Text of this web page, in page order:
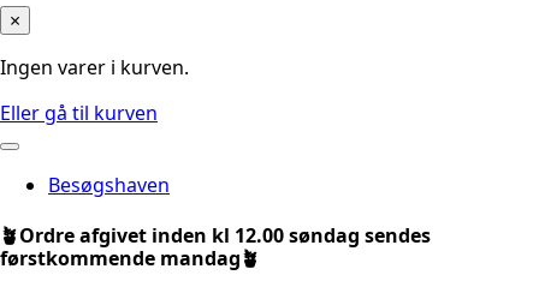
×
Ingen varer i kurven.
Eller gå til kurven
Besøgshaven
🪴Ordre afgivet inden kl 12.00 søndag sendes
førstkommende mandag🪴